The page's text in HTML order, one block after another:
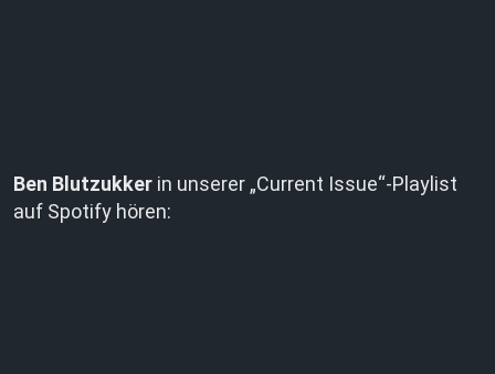
Ben Blutzukker in unserer „Current Issue“-Playlist
auf Spotify hören: